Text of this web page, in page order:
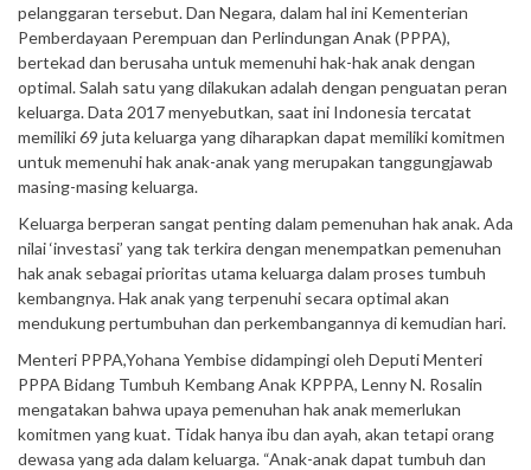
pelanggaran tersebut. Dan Negara, dalam hal ini Kementerian
Pemberdayaan Perempuan dan Perlindungan Anak (PPPA),
bertekad dan berusaha untuk memenuhi hak-hak anak dengan
optimal. Salah satu yang dilakukan adalah dengan penguatan peran
keluarga. Data 2017 menyebutkan, saat ini Indonesia tercatat
memiliki 69 juta keluarga yang diharapkan dapat memiliki komitmen
untuk memenuhi hak anak-anak yang merupakan tanggungjawab
masing-masing keluarga.
Keluarga berperan sangat penting dalam pemenuhan hak anak. Ada
nilai ‘investasi’ yang tak terkira dengan menempatkan pemenuhan
hak anak sebagai prioritas utama keluarga dalam proses tumbuh
kembangnya. Hak anak yang terpenuhi secara optimal akan
mendukung pertumbuhan dan perkembangannya di kemudian hari.
Menteri PPPA,Yohana Yembise didampingi oleh Deputi Menteri
PPPA Bidang Tumbuh Kembang Anak KPPPA, Lenny N. Rosalin
mengatakan bahwa upaya pemenuhan hak anak memerlukan
komitmen yang kuat. Tidak hanya ibu dan ayah, akan tetapi orang
dewasa yang ada dalam keluarga. “Anak-anak dapat tumbuh dan